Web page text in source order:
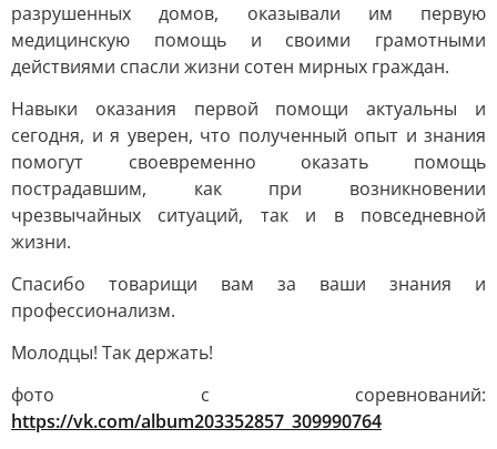
разрушенных домов, оказывали им первую
медицинскую помощь и своими грамотными
действиями спасли жизни сотен мирных граждан.
Навыки оказания первой помощи актуальны и
сегодня, и я уверен, что полученный опыт и знания
помогут своевременно оказать помощь
пострадавшим, как при возникновении
чрезвычайных ситуаций, так и в повседневной
жизни.
Спасибо товарищи вам за ваши знания и
профессионализм.
Молодцы! Так держать!
фото с соревнований:
https://vk.com/album203352857_309990764